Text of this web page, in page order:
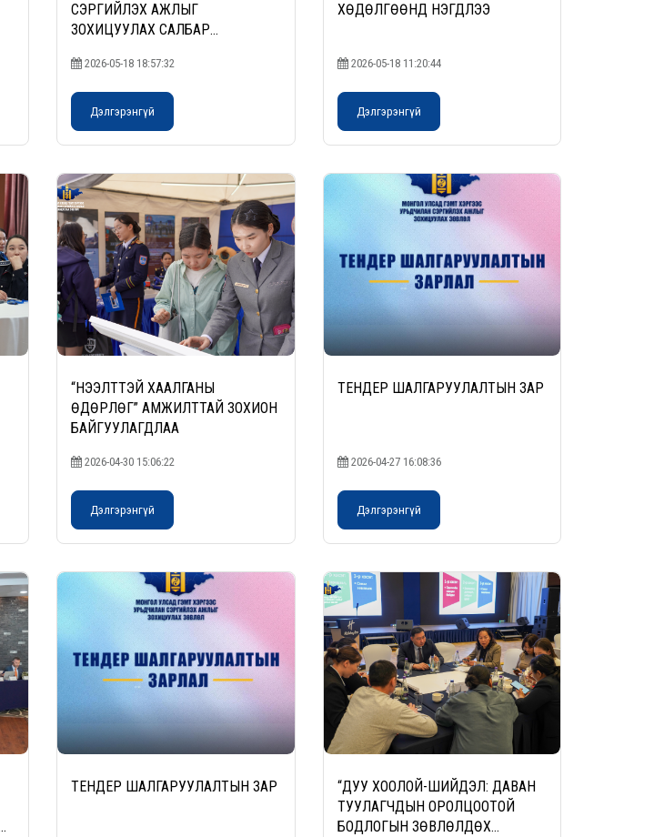
СЭРГИЙЛЭХ АЖЛЫГ
ЗОХИЦУУЛАХ САЛБАР
ХИЙЛЭЭ
2026-05-18 18:57:32
Дэлгэрэнгүй
ХӨДӨЛГӨӨНД НЭГДЛЭЭ
2026-05-18 11:20:44
Дэлгэрэнгүй
“НЭЭЛТТЭЙ ХААЛГАНЫ
ӨДӨРЛӨГ” АМЖИЛТТАЙ ЗОХИОН
БАЙГУУЛАГДЛАА
2026-04-30 15:06:22
Дэлгэрэнгүй
ТЕНДЕР ШАЛГАРУУЛАЛТЫН ЗАР
2026-04-27 16:08:36
Дэлгэрэнгүй
ТЕНДЕР ШАЛГАРУУЛАЛТЫН ЗАР
“ДУУ ХООЛОЙ-ШИЙДЭЛ: ДАВАН
ТУУЛАГЧДЫН ОРОЛЦООТОЙ
БОДЛОГЫН ЗӨВЛӨЛДӨХ